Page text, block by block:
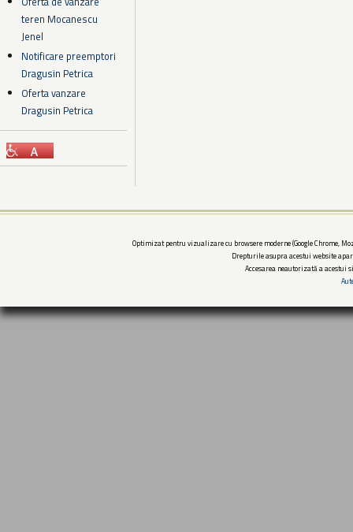
teren Mocanescu
Jenel
Notificare preemptori
Dragusin Petrica
Oferta vanzare
Dragusin Petrica
Optimizat pentru vizualizare cu browsere moderne (Google Chrome,
Drepturile asupra acestui website
Accesarea neautorizată a acestui